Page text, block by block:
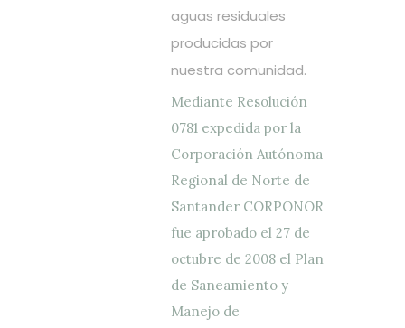
aguas residuales
producidas por
nuestra comunidad.
Mediante Resolución
0781 expedida por la
Corporación Autónoma
Regional de Norte de
Santander CORPONOR
fue aprobado el 27 de
octubre de 2008 el Plan
de Saneamiento y
Manejo de